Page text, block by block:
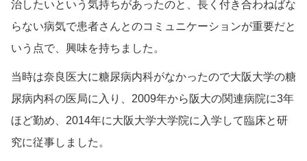
治したいという気持ちがあったのと、長く付き合わねばな
らない病気で患者さんとのコミュニケーションが重要だと
いう点で、興味を持ちました。
当時は奈良医大に糖尿病内科がなかったので大阪大学の糖
尿病内科の医局に入り、2009年から阪大の関連病院に3年
ほど勤め、2014年に大阪大学大学院に入学して臨床と研
究に従事しました。